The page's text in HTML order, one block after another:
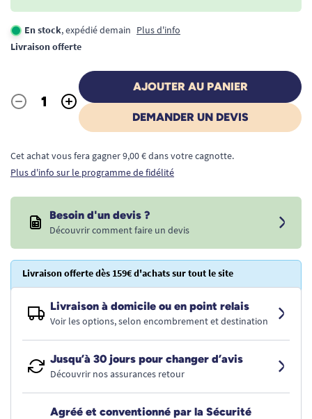
En stock, expédié demain Plus d'info
Livraison offerte
Quantité
- +
AJOUTER AU PANIER
DEMANDER UN DEVIS
Cet achat vous fera gagner 9,00 € dans votre cagnotte.
Plus d'info sur le programme de fidélité
Besoin d'un devis ?
Découvrir comment faire un devis
Livraison offerte dès 159€ d'achats sur tout le site
Livraison à domicile ou en point relais
Voir les options, selon encombrement et destination
Jusqu’à 30 jours pour changer d’avis
Découvrir nos assurances retour
Agréé et conventionné par la Sécurité